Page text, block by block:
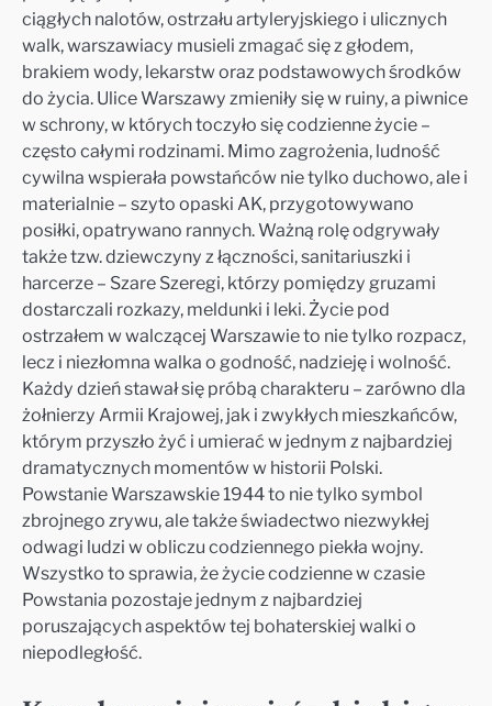
ciągłych nalotów, ostrzału artyleryjskiego i ulicznych
walk, warszawiacy musieli zmagać się z głodem,
brakiem wody, lekarstw oraz podstawowych środków
do życia. Ulice Warszawy zmieniły się w ruiny, a piwnice
w schrony, w których toczyło się codzienne życie –
często całymi rodzinami. Mimo zagrożenia, ludność
cywilna wspierała powstańców nie tylko duchowo, ale i
materialnie – szyto opaski AK, przygotowywano
posiłki, opatrywano rannych. Ważną rolę odgrywały
także tzw. dziewczyny z łączności, sanitariuszki i
harcerze – Szare Szeregi, którzy pomiędzy gruzami
dostarczali rozkazy, meldunki i leki. Życie pod
ostrzałem w walczącej Warszawie to nie tylko rozpacz,
lecz i niezłomna walka o godność, nadzieję i wolność.
Każdy dzień stawał się próbą charakteru – zarówno dla
żołnierzy Armii Krajowej, jak i zwykłych mieszkańców,
którym przyszło żyć i umierać w jednym z najbardziej
dramatycznych momentów w historii Polski.
Powstanie Warszawskie 1944 to nie tylko symbol
zbrojnego zrywu, ale także świadectwo niezwykłej
odwagi ludzi w obliczu codziennego piekła wojny.
Wszystko to sprawia, że życie codzienne w czasie
Powstania pozostaje jednym z najbardziej
poruszających aspektów tej bohaterskiej walki o
niepodległość.